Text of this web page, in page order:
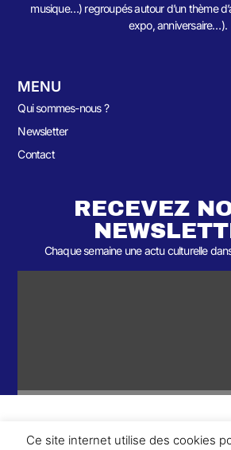
musique…) regroupés autour d’un thème
expo, anniversaire…).
MENU
Qui sommes-nous ?
Newsletter
Contact
RECEVEZ
Chaque semaine une actu culturelle
Ce site internet utilise des cookies